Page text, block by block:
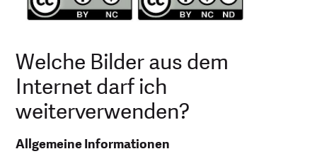
Welche Bilder aus dem
Internet darf ich
weiterverwenden?
Allgemeine Informationen